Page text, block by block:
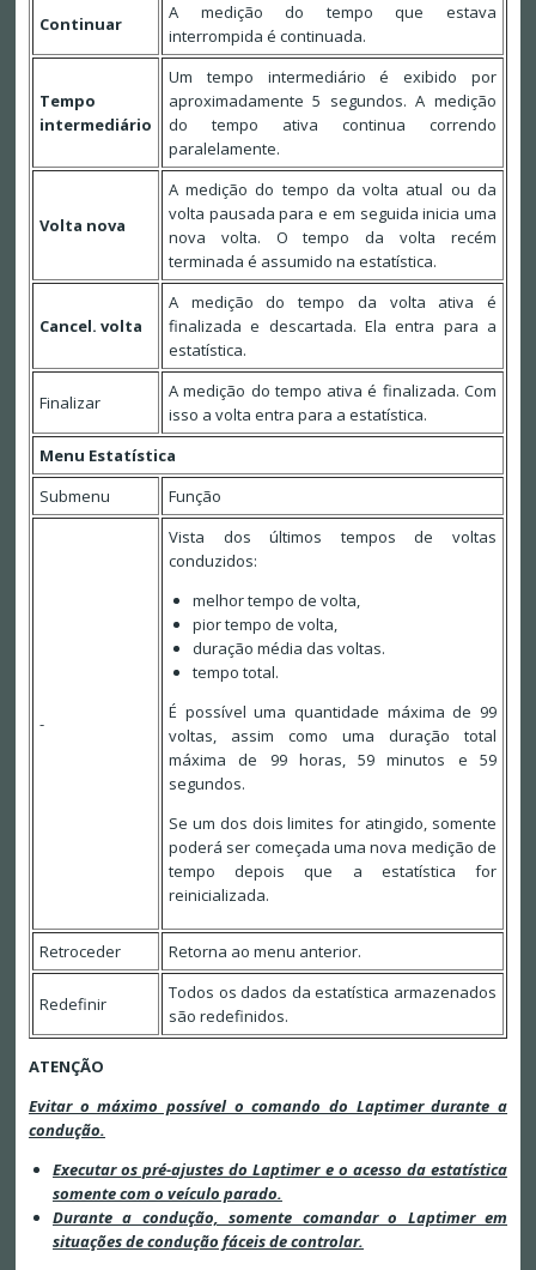
Continuar
A medição do tempo que estava
interrompida é continuada.
Tempo
intermediário
Um tempo intermediário é exibido por
aproximadamente 5 segundos. A medição
do tempo ativa continua correndo
paralelamente.
Volta nova
A medição do tempo da volta atual ou da
volta pausada para e em seguida inicia uma
nova volta. O tempo da volta recém
terminada é assumido na estatística.
Cancel. volta
A medição do tempo da volta ativa é
finalizada e descartada. Ela entra para a
estatística.
Finalizar
A medição do tempo ativa é finalizada. Com
isso a volta entra para a estatística.
Menu Estatística
Submenu
Função
-
Vista dos últimos tempos de voltas
conduzidos:
melhor tempo de volta,
pior tempo de volta,
duração média das voltas.
tempo total.
É possível uma quantidade máxima de 99
voltas, assim como uma duração total
máxima de 99 horas, 59 minutos e 59
segundos.
Se um dos dois limites for atingido, somente
poderá ser começada uma nova medição de
tempo depois que a estatística for
reinicializada.
Retroceder Retorna ao menu anterior.
Redefinir
Todos os dados da estatística armazenados
são redefinidos.
ATENÇÃO
Evitar o máximo possível o comando do Laptimer durante a
condução.
Executar os pré-ajustes do Laptimer e o acesso da estatística
somente com o veículo parado.
Durante a condução, somente comandar o Laptimer em
situações de condução fáceis de controlar.